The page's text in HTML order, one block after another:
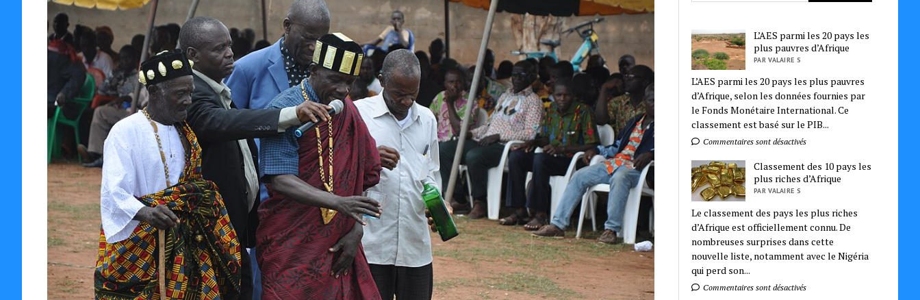
L’AES parmi les 20 pays les
plus pauvres d’Afrique
PAR VALAIRE S
L’AES parmi les 20 pays les plus pauvres
d’Afrique, selon les données fournies par
le Fonds Monétaire International. Ce
classement est basé sur le PIB...
Commentaires sont désactivés
Classement des 10 pays les
plus riches d’Afrique
PAR VALAIRE S
Le classement des pays les plus riches
d’Afrique est officiellement connu. De
nombreuses surprises dans cette
nouvelle liste, notamment avec le Nigéria
qui perd son...
Commentaires sont désactivés